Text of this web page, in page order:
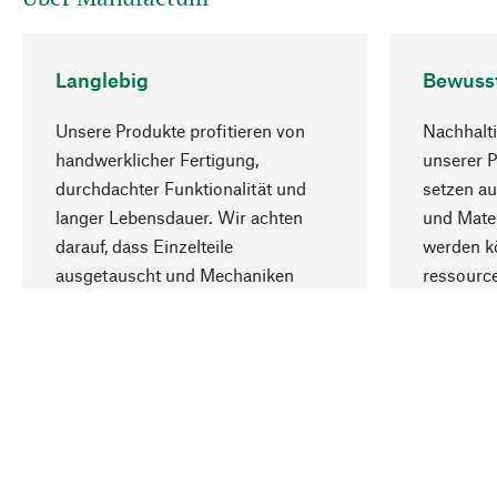
Langlebig
Unsere Produkte profitieren von
handwerklicher Fertigung,
durchdachter Funktionalität und
langer Lebensdauer. Wir achten
darauf, dass Einzelteile
ausgetauscht und Mechaniken
unserer
setzen
und
werden